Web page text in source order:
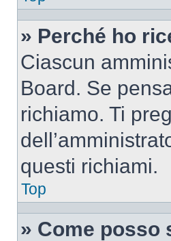
» Perché ho
Ciascun
Board. Se
richiamo. Ti
questi richiami.
Top
» Come posso